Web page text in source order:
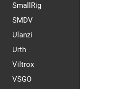
SmallRig
SMDV
Ulanzi
Urth
Viltrox
VSGO